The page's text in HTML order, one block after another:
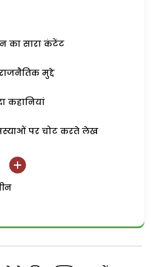
का सारा कंटेंट
मुद्दे
कहानियां
पर चोट करते लेख